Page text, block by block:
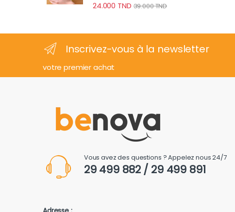
24.000 TND 39.000TND
Inscrivez-vous à la newsletter
votre premier achat
Vous avez des questions ? Appelez nous 24/7
29 499 882 / 29 499 891